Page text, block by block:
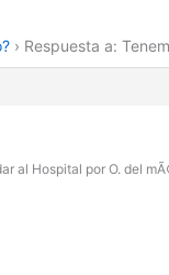
› Respuesta a:
al Hospital por O. del